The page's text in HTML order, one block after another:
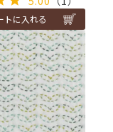
トに入れる